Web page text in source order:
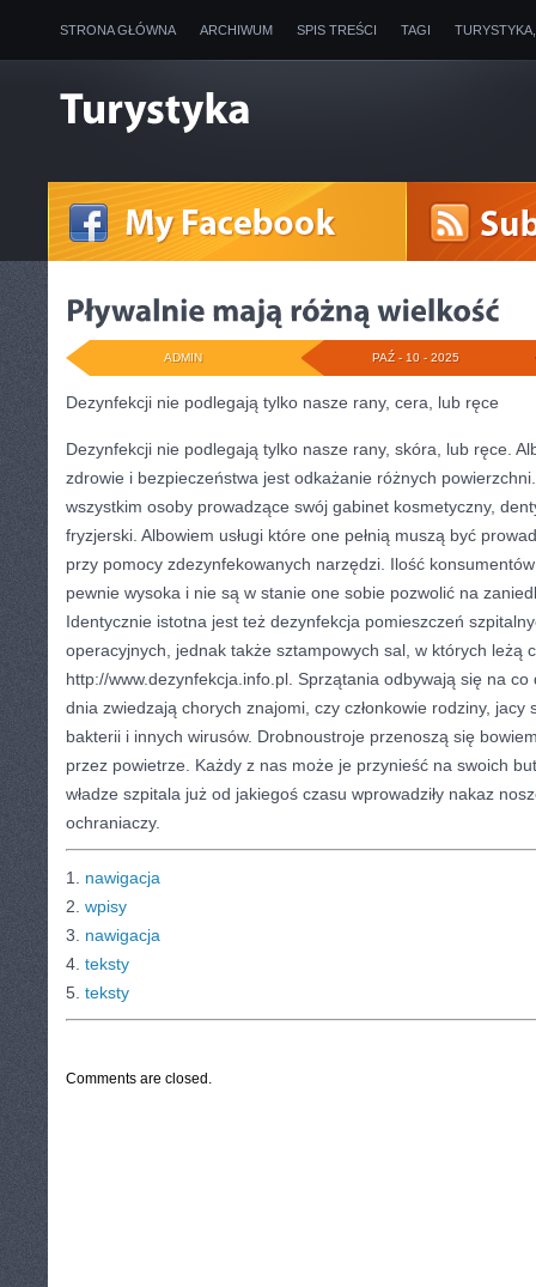
STRONA GŁÓWNA ARCHIWUM SPIS TREŚCI TAGI
PAŹ - 10 - 2025
ADMIN
Dezynfekcji nie podlegają tylko nasze rany, cera, lub ręce
Dezynfekcji nie podlegają tylko nasze rany, skóra, lub ręce.
zdrowie i bezpieczeństwa jest odkażanie różnych
wszystkim osoby prowadzące swój gabinet kosmetyczny,
fryzjerski. Albowiem usługi które one pełnią muszą być
przy pomocy zdezynfekowanych narzędzi. Ilość
pewnie wysoka i nie są w stanie one sobie pozwolić na
Identycznie istotna jest też dezynfekcja pomieszczeń
operacyjnych, jednak także sztampowych sal, w których leżą
http://www.dezynfekcja.info.pl. Sprzątania odbywają się na
dnia zwiedzają chorych znajomi, czy członkowie rodziny, jacy
bakterii i innych wirusów. Drobnoustroje przenoszą się
przez powietrze. Każdy z nas może je przynieść na swoich
władze szpitala już od jakiegoś czasu wprowadziły nakaz
ochraniaczy.
1. nawigacja
2. wpisy
3. nawigacja
4. teksty
5. teksty
Comments are closed.